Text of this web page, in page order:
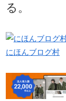
る。
にほんブログ村